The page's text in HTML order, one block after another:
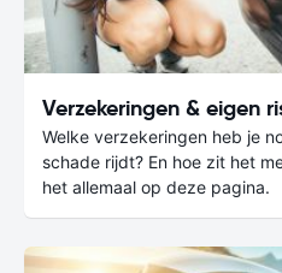
Verzekeringen & eigen
Welke verzekeringen heb je
schade rijdt? En hoe zit het
het allemaal op deze pagina.